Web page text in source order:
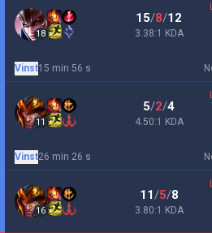
18
15/8/12
3.38:1 KDA
Vinst15 min 56 s
11
5/2/4
4.50:1 KDA
Vinst26 min 26 s
16
11/5/8
3.80:1 KDA